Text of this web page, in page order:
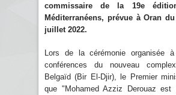
commissaire de la 19e
Méditerranéens, prévue à Oran
juillet 2022.
Lors de la cérémonie organisée
conférences du nouveau
Belgaïd (Bir El-Djir), le Premier
que "Mohamed Azziz Derouaz est